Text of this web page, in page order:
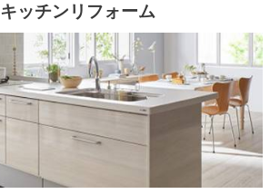
キッチンリフォーム